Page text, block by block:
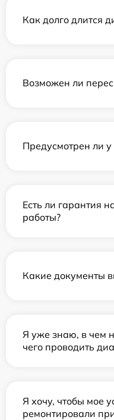
Как долго длится
Возможен ли
Предусмотрен ли
Есть ли гарантия
работы?
Какие документы
Я уже знаю, в чем
чего проводить
Я хочу, чтобы мое
ремонтировали